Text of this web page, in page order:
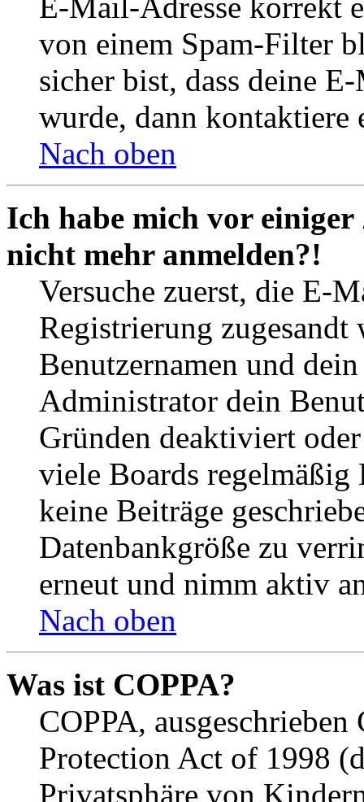
E-Mail-Adresse korrekt
von einem Spam-Filter
sicher bist, dass deine
wurde, dann kontaktiere
Nach oben
Ich habe mich vor
nicht mehr anmelden?!
Versuche zuerst, die E-
Registrierung
Benutzernamen und
Administrator dein
Gründen deaktiviert
viele Boards
keine Beiträge
Datenbankgröße zu
erneut und nimm aktiv
Nach oben
Was ist COPPA?
COPPA,
Protection Act of 1998
Privatsphäre von